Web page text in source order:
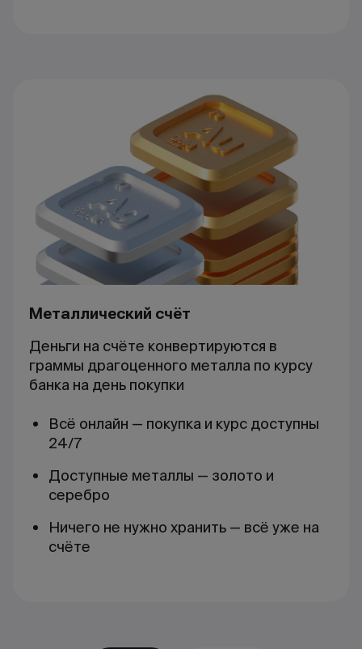
Металлический счёт
Деньги на счёте конвертируются в
граммы драгоценного металла по курсу
банка на день покупки
Всё онлайн — покупка и курс доступны
24/7
Доступные металлы — золото и
серебро
Ничего не нужно хранить — всё уже на
счёте